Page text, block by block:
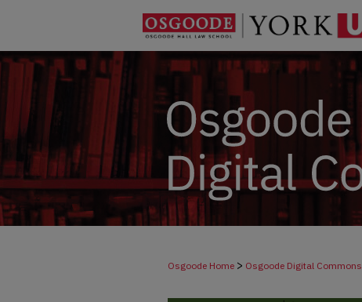
Osgoode Home > Osgoode Digital Commons